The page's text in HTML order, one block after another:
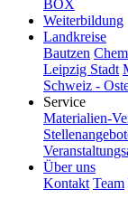
BOX
Weiterbildung
Landkreise
Bautzen
Leipzig Stadt
Schweiz -
Service
Materialien-
Über uns
Kontakt Team